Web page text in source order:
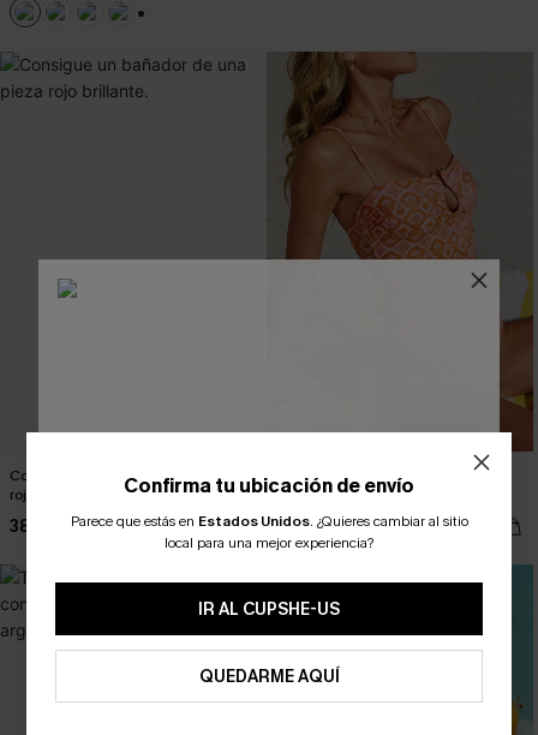
Consigue un bañador de una pieza
rojo brillante.
38,00 €
Traje de baño de una pieza
ornamentado Cosmic Mood
39,00 €
Confirma tu ubicación de envío
Parece que estás en Estados Unidos. ¿Quieres cambiar al sitio
local para una mejor experiencia?
IR AL CUPSHE-US
QUEDARME AQUÍ
¿NUEVO EN CUPSHE?
-10% extra sin compra mínima